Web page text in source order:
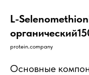
L-
protein.company
Основные